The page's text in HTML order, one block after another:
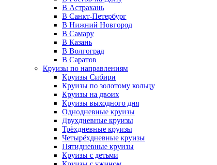
В Астрахань
В Санкт-Петербург
В Нижний Новгород
В Самару
В Казань
В Волгоград
В Саратов
Круизы по направлениям
Круизы Сибири
Круизы по золотому кольцу
Круизы на двоих
Круизы выходного дня
Однодневные круизы
Двухдневные круизы
Трёхдневные круизы
Четырёхдневные круизы
Пятидневные круизы
Круизы с детьми